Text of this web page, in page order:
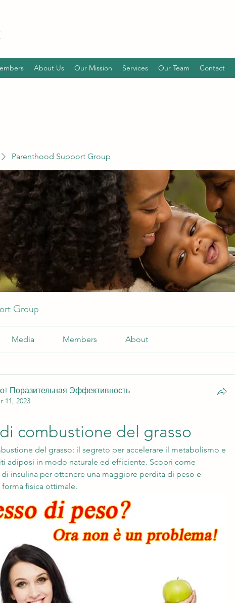
About Us Our Mission Services Our Team Contact
Parenthood Support Group
Group
Media Members About
Поразительная Эффективность
11, 2023
combustione del grasso
del grasso: il segreto per accelerare il metabolismo e
adiposi in modo naturale ed efficiente. Scopri come
insulina per ottenere una maggiore perdita di peso e
fisica ottimale.